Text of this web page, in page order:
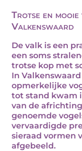
Trotse en
Valkenswaard
De valk is een
een soms
trotse kop met
In
opmerkelijke
tot stand kwam
van de
genoemde
vervaardigde
sieraad vormen
afgebeeld.